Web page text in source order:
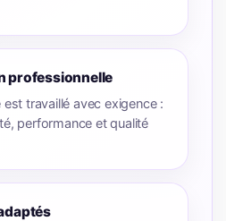
professionnelle
travaillé avec exigence :
performance et qualité